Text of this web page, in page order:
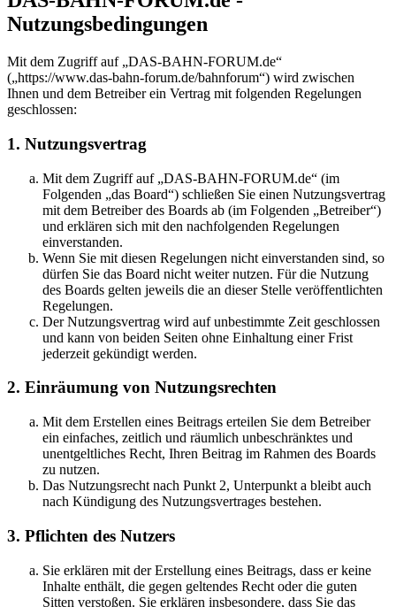
Nutzungsbedingungen
Mit dem Zugriff auf „DAS-BAHN-FORUM.de“
(„https://www.das-bahn-forum.de/bahnforum“) wird zwischen
Ihnen und dem Betreiber ein Vertrag mit folgenden Regelungen
geschlossen:
1. Nutzungsvertrag
Mit dem Zugriff auf „DAS-BAHN-FORUM.de“ (im
Folgenden „das Board“) schließen Sie einen Nutzungsvertrag
mit dem Betreiber des Boards ab (im Folgenden „Betreiber“)
und erklären sich mit den nachfolgenden Regelungen
einverstanden.
Wenn Sie mit diesen Regelungen nicht einverstanden sind, so
dürfen Sie das Board nicht weiter nutzen. Für die Nutzung
des Boards gelten jeweils die an dieser Stelle veröffentlichten
Regelungen.
Der Nutzungsvertrag wird auf unbestimmte Zeit geschlossen
und kann von beiden Seiten ohne Einhaltung einer Frist
jederzeit gekündigt werden.
2. Einräumung von Nutzungsrechten
Mit dem Erstellen eines Beitrags erteilen Sie dem Betreiber
ein einfaches, zeitlich und räumlich unbeschränktes und
unentgeltliches Recht, Ihren Beitrag im Rahmen des Boards
zu nutzen.
Das Nutzungsrecht nach Punkt 2, Unterpunkt a bleibt auch
nach Kündigung des Nutzungsvertrages bestehen.
3. Pflichten des Nutzers
Sie erklären mit der Erstellung eines Beitrags, dass er keine
Inhalte enthält, die gegen geltendes Recht oder die guten
Sitten verstoßen. Sie erklären insbesondere, dass Sie das